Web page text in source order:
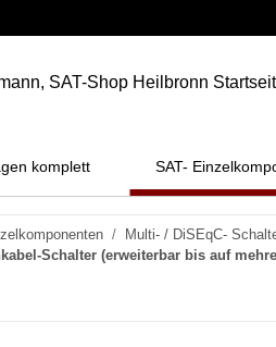
komplett SAT-
Multi- / DiSEqC-
Schalter (erweiterbar bis auf